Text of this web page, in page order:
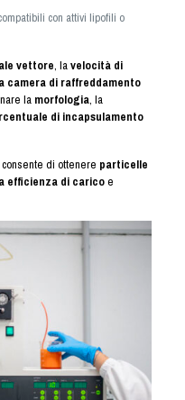
con attivi lipofili o
vettore, lavelocità di
camera di raffreddamento
la morfologia, la
di incapsulamento
di ottenere particelle
efficienza di caricoe